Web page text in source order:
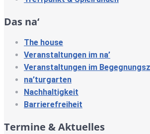
Das na‘
The house
Veranstaltungen im na’
Veranstaltungen im
na’turgarten
Nachhaltigkeit
Barrierefreiheit
Termine & Aktuelles